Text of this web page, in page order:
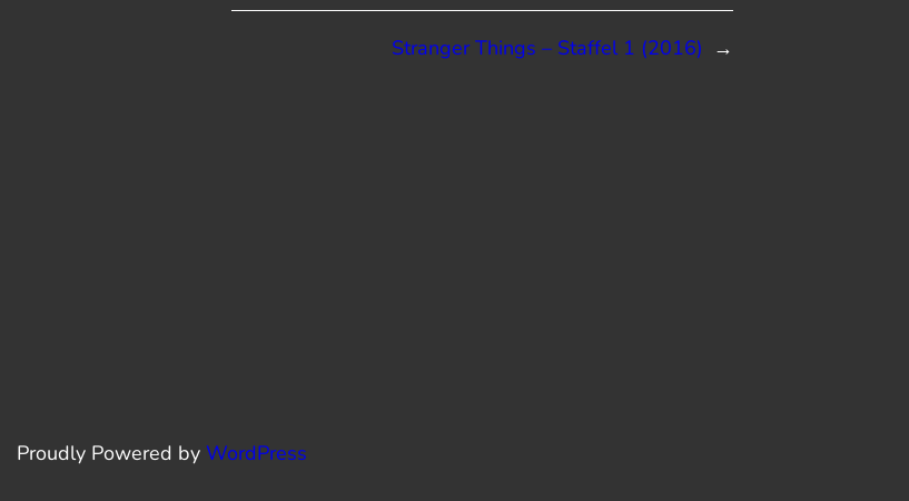
→
Stranger Things – Staffel 1 (2016)
Proudly Powered by WordPress